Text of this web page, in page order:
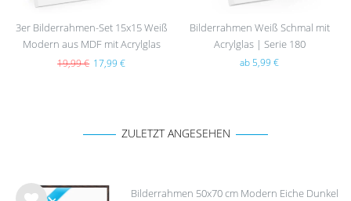
3er Bilderrahmen-Set 15x15 Weiß
Modern aus MDF mit Acrylglas
19,99 € 17,99 €
Bilderrahmen Weiß Schmal mit
Acrylglas | Serie 180
ab 5,99 €
ZULETZT ANGESEHEN
Bilderrahmen 50x70 cm Modern Eiche Dunkel